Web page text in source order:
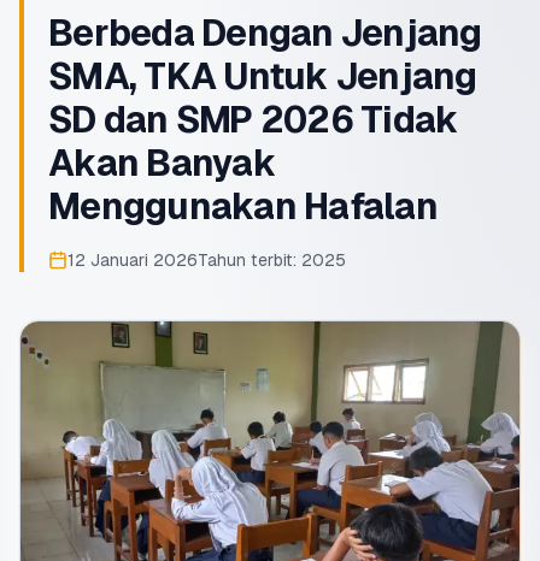
Berbeda Dengan Jenjang
SMA, TKA Untuk Jenjang
SD dan SMP 2026 Tidak
Akan Banyak
Menggunakan Hafalan
12 Januari 2026Tahun terbit: 2025